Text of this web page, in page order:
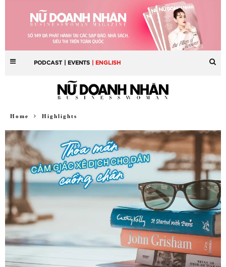
PODCAST | EVENTS | ENGLISH
Home Highlights